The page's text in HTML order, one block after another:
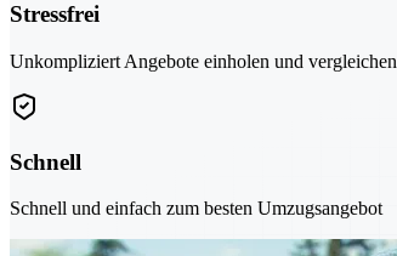
Stressfrei
Unkompliziert Angebote einholen und vergleichen
Schnell
Schnell und einfach zum besten Umzugsangebot